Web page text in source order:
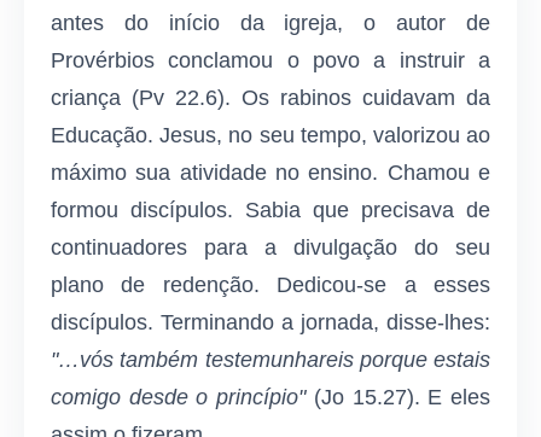
antes do início da igreja, o autor de
Provérbios conclamou o povo a instruir a
criança (Pv 22.6). Os rabinos cuidavam da
Educação. Jesus, no seu tempo, valorizou ao
máximo sua atividade no ensino. Chamou e
formou discípulos. Sabia que precisava de
continuadores para a divulgação do seu
plano de redenção. Dedicou-se a esses
discípulos. Terminando a jornada, disse-lhes:
"…vós também testemunhareis porque estais
comigo desde o princípio" (Jo 15.27). E eles